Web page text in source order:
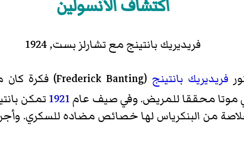
اكتشاف الأنسولين
فريديريك بانتينج مع تشارلز بست, 1924
فريديريك بانتينج (
Frederick Banting)‏ فكرة
محققا للمريض. وفي صيف عام1921 تمكن
من البنكرياس لها خصائص مضاده للسكري.